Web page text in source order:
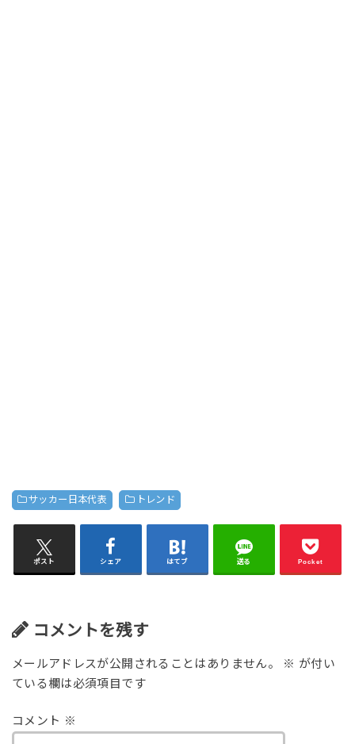
サッカー日本代表 トレンド
ポスト シェア はてブ 送る Pocket
コメントを残す
メールアドレスが公開されることはありません。 ※ が付い
ている欄は必須項目です
コメント ※